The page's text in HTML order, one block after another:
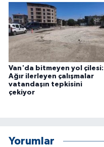
Van'da bitmeyen yol çilesi:
Ağır ilerleyen çalışmalar
vatandaşın tepkisini
çekiyor
Yorumlar